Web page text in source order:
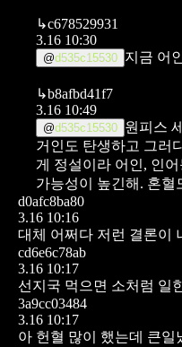
↳c678529931
3.16 10:30
@d535c15530 지금 어
↳b8afbd41f7
3.16 10:49
@d535c15530 원피스
거인도 탄생하고 그러
게 정설이라 어인, 인
가능성이 높긴해. 혼혈
d0afc8ba80
3.16 10:16
대체 어쩌다 저런 결론이
cd6e6c78ab
3.16 10:17
선지국 먹으면 소처럼 일
3a9cc03484
3.16 10:17
아 헌혈 많이 했는데 큰일